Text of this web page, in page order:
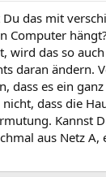
das mit
wird das so
daran ändern.
dass es ein
dass die
Kannst
aus Netz